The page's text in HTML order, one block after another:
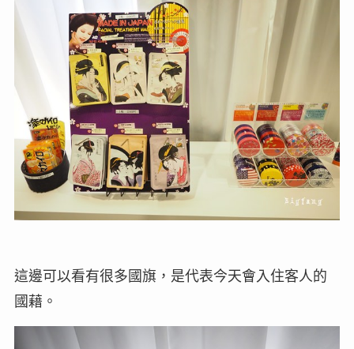
這邊可以看有很多國旗，是代表今天會入住客人的
國藉。